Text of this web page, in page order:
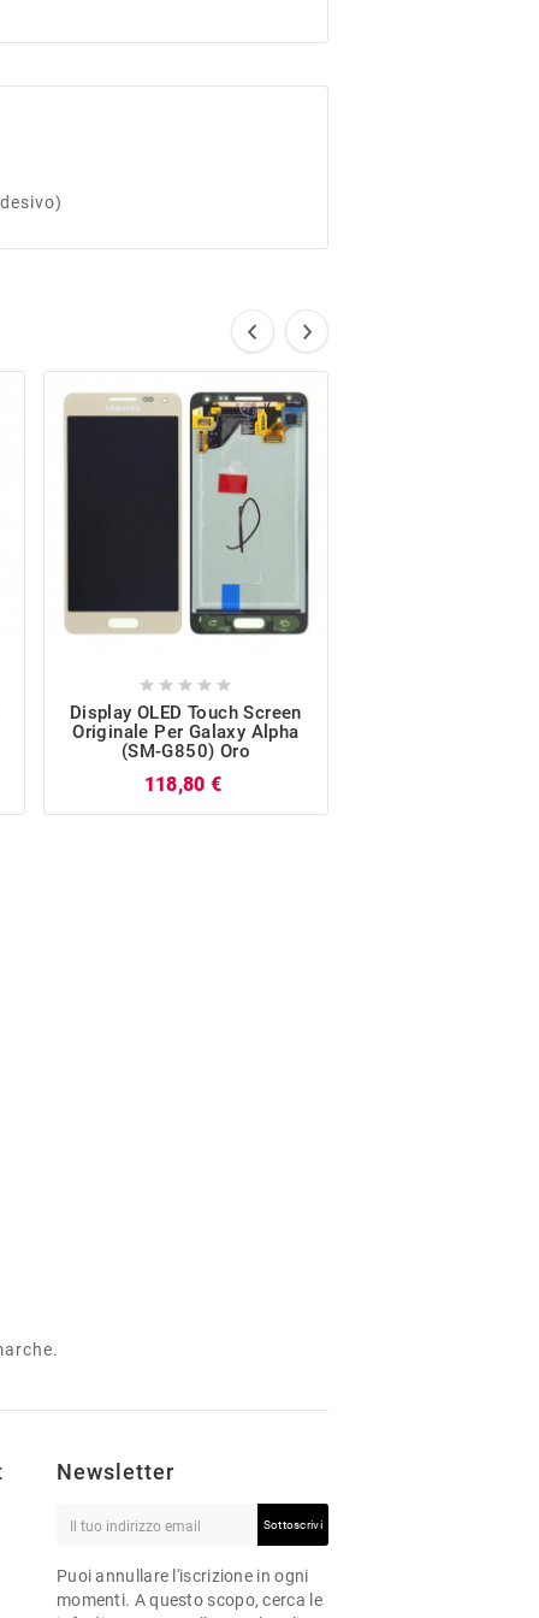
    
Display OLED Touch Screen
Originale Per Galaxy Alpha
(SM-G850) Oro
118,80 €
Newsletter
Sottoscrivi
Puoi annullare l'iscrizione in ogni
momenti. A questo scopo, cerca le